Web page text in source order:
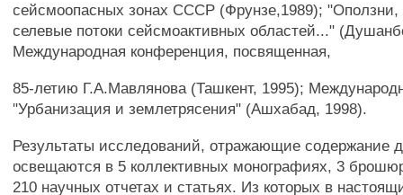
сейсмоопасных зонах СССР (Фрунзе,1989);
селевые потоки сейсмоактивных областей..."
Международная конференция, посвященная,
85-летию Г.А.Мавлянова (Ташкент, 1995);
"Урбанизация и землетрясения" (Ашхабад, 1998).
Результаты исследований, отражающие содержание
освещаются в 5 коллективных монографиях, 3
210 научных отчетах и статьях. Из которых в